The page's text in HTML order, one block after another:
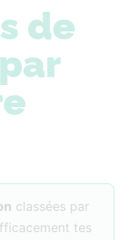
de
classées par
tes